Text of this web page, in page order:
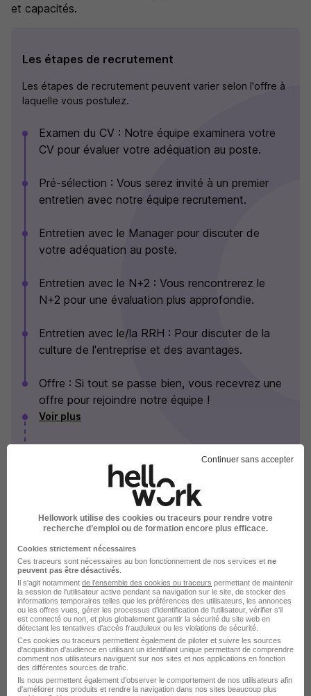
et capacités.
Les étapes de recrutement
Les étapes de recrutement peuvent varier selon l'offre à
laquelle vous postulez.
Examen du CV : Notre équipe examinera votre
CV pour évaluer votre adéquation au poste.
Pré-sélection : Vous serez invité à un premier
entretien avec notre équipe recrutement.
Entretien avec le Manager pour discuter de
votre adéquation au poste.
Entretien avec le N+2 : Vous rencontrerez le
N+2 pour une évaluation plus approfondie.
Entretien avec le/la RRH : Pour discuter de la
culture de l'entreprise et des avantages.
Offre : Si tout se passe bien, vous recevrez une
offre pour rejoindre notre équipe !
Voir plus
Nemera en images
Continuer sans accepter
Hellowork utilise des cookies ou traceurs pour rendre votre
recherche d’emploi ou de formation encore plus efficace.
Cookies strictement nécessaires
Ces traceurs sont nécessaires au bon fonctionnement de nos services et ne
peuvent pas être désactivés
Il s'agit notamment de l'ensemble des cookies ou traceurs permettant de maintenir
la session de l'utilisateur active pendant sa navigation sur le site, de stocker des
informations temporaires telles que les préférences des utilisateurs, les annonces
ou les offres vues, gérer les processus d'identification de l'utilisateur, vérifier s'il
est connecté ou non, et plus globalement garantir la sécurité du site web en
détectant les tentatives d'accès frauduleux ou les violations de sécurité.
Ces cookies ou traceurs permettent également de piloter et suivre les sources
d'acquisition d'audience en utilisant un identifiant unique permettant de comprendre
comment nos utilisateurs naviguent sur nos sites et nos applications en fonction
des différentes sources de trafic.
Ils nous permettent également d’observer le comportement de nos utilisateurs afin
d'améliorer nos produits et rendre la navigation dans nos sites beaucoup plus